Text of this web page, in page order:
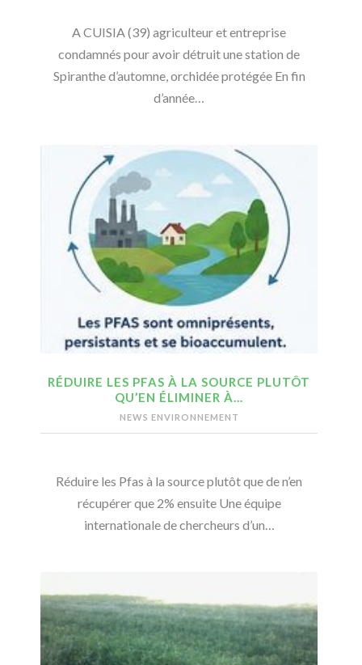
A CUISIA (39) agriculteur et entreprise
condamnés pour avoir détruit une station de
Spiranthe d’automne, orchidée protégée En fin
d’année…
RÉDUIRE LES PFAS À LA SOURCE PLUTÔT
QU’EN ÉLIMINER À…
NEWS ENVIRONNEMENT
Réduire les Pfas à la source plutôt que de n’en
récupérer que 2% ensuite Une équipe
internationale de chercheurs d’un…